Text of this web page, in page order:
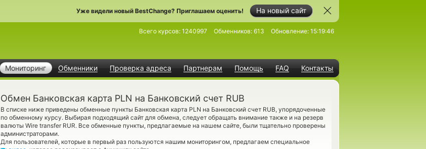
На новый сайт
Уже видели новый BestChange? Приглашаем оценить!
Мониторинг Обменники Проверка адреса Партнерам Помощь FAQ Контакты
Всего курсов: 1240997 Обменников: 613 Обновление: 15:19:46
Обмен Банковская карта PLN на Банковский счет RUB
В списке ниже приведены обменные пункты Банковская карта PLN на Банковский счет RUB, упорядоченные
по обменному курсу. Выбирая подходящий сайт для обмена, следует обращать внимание также и на резерв
валюты Wire transfer RUR. Все обменные пункты, предлагаемые на нашем сайте, были тщательно проверены
администраторами.
Для пользователей, которые в первый раз пользуются нашим мониторингом, предлагаем специальное